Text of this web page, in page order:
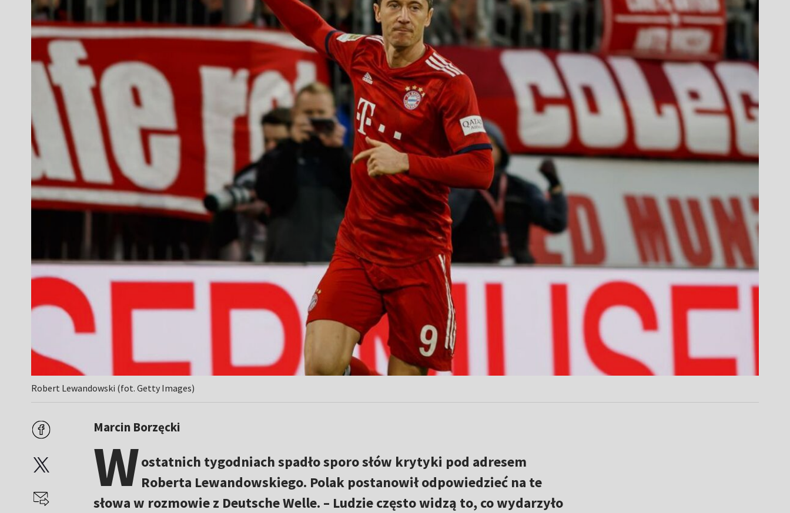
Robert Lewandowski (fot. Getty Images)
Marcin Borzęcki
Wostatnich tygodniach spadło sporo słów krytyki pod adresem
Roberta Lewandowskiego. Polak postanowił odpowiedzieć na te
słowa w rozmowie z Deutsche Welle. – Ludzie często widzą to, co wydarzyło